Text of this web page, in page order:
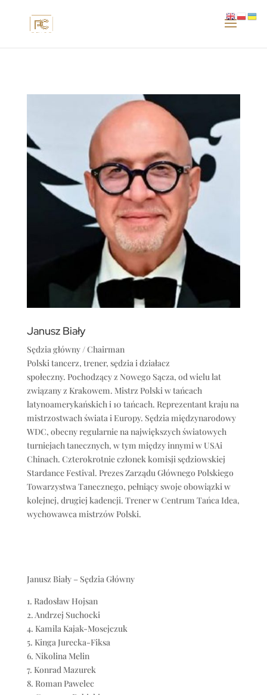
Janusz Biały
Sędzia główny / Chairman
Polski tancerz, trener, sędzia i działacz
społeczny. Pochodzący z Nowego Sącza, od wielu lat
związany z Krakowem. Mistrz Polski w tańcach
latynoamerykańskich i 10 tańcach. Reprezentant kraju na
mistrzostwach świata i Europy. Sędzia międzynarodowy
WDC, obecny regularnie na największych światowych
turniejach tanecznych, w tym między innymi w USAi
Chinach. Czterokrotnie członek komisji sędziowskiej
Stardance Festival. Prezes Zarządu Głównego Polskiego
Towarzystwa Tanecznego, pełniący swoje obowiązki w
kolejnej, drugiej kadencji. Trener w Centrum Tańca Idea,
wychowawca mistrzów Polski.
Janusz Biały – Sędzia Główny
1. Radosław Hojsan
2. Andrzej Suchocki
4. Kamila Kajak-Mosejczuk
5. Kinga Jurecka-Fiksa
6. Nikolina Melin
7. Konrad Mazurek
8. Roman Pawelec